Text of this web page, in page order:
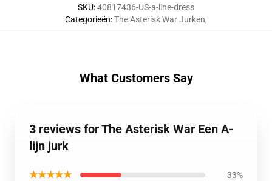
SKU:40817436-US-a-line-dress
Categorieën:The Asterisk War Jurken,
What Customers Say
3 reviews for The Asterisk War Een A-
lijn jurk
★★★★★ 33%